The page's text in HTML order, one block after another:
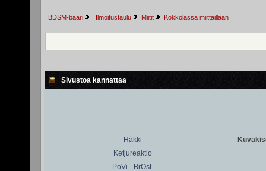
BDSM-baari Ilmoitustaulu Miitit Kokkolassa miittaillaan
Sivustoa kannattaa
Häkki
Ketjureaktio
PoVi - BrÖst